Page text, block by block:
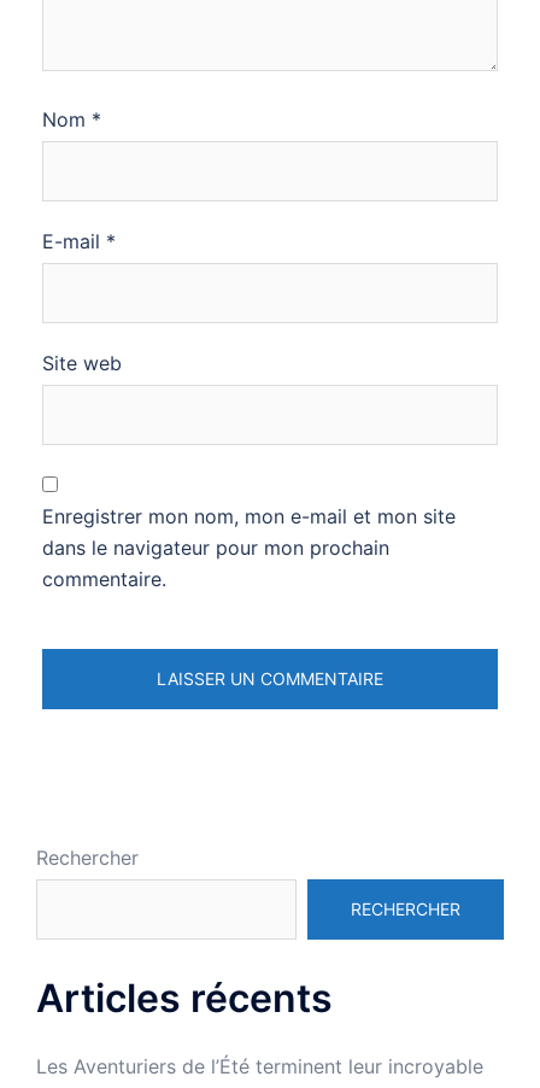
Nom *
E-mail *
Site web
Enregistrer mon nom, mon e-mail et mon site
dans le navigateur pour mon prochain
commentaire.
Rechercher
RECHERCHER
Articles récents
Les Aventuriers de l’Été terminent leur incroyable